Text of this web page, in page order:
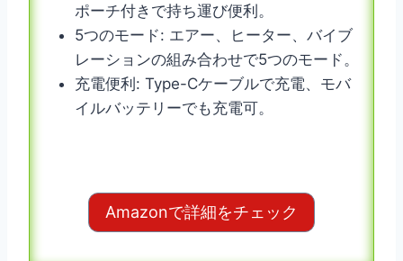
ポーチ付きで持ち運び便利。
5つのモード: エアー、ヒーター、バイブ
レーションの組み合わせで5つのモード。
充電便利: Type-Cケーブルで充電、モバ
イルバッテリーでも充電可。
Amazonで詳細をチェック